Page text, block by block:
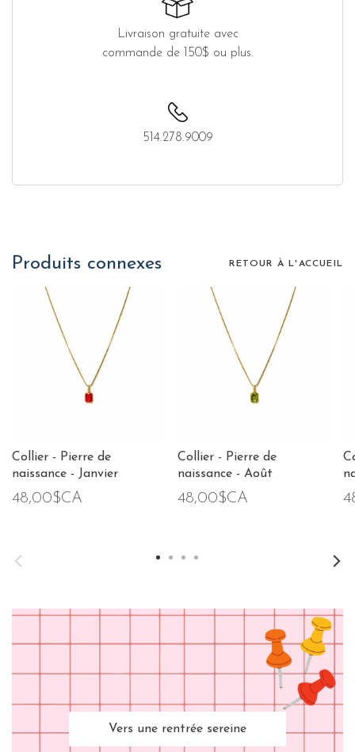
Livraison gratuite avec
commande de 150$ ou plus.
514.278.9009
Produits connexes RETOUR À L'ACCUEIL
Collier - Pierre de
naissance - Janvier
48,00$CA
Collier - Pierre de
naissance - Août
48,00$CA
Vers une rentrée sereine